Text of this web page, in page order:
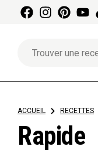
Aller
ACCUEIL > RECETTES
Rapide